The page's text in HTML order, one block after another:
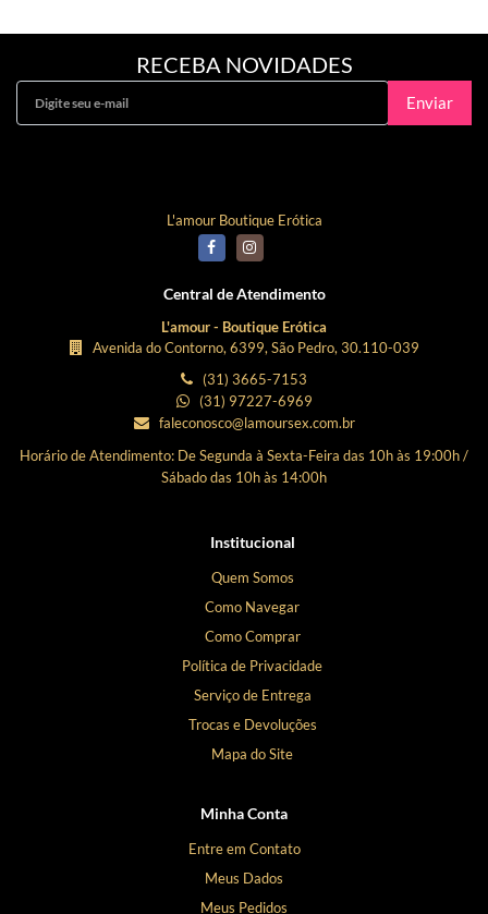
RECEBA NOVIDADES
Enviar
L'amour Boutique Erótica
Institucional
Quem Somos
Como Navegar
Como Comprar
Política de Privacidade
Serviço de Entrega
Trocas e Devoluções
Mapa do Site
Minha Conta
Entre em Contato
Meus Dados
Meus Pedidos
Central de Atendimento
L'amour - Boutique Erótica
Avenida do Contorno, 6399, São Pedro, 30.110-039
(31) 3665-7153
(31) 97227-6969
faleconosco@lamoursex.com.br
Horário de Atendimento: De Segunda à Sexta-Feira das 10h às 19:00h /
Sábado das 10h às 14:00h